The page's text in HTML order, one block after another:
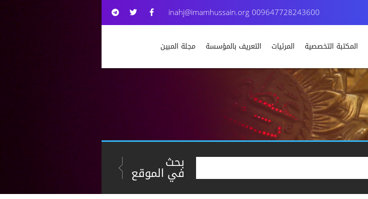
009647728243600
inahj@imamhussain.org
المكتبة التخصصية المرئيات التعريف بالمؤسسة مجلة المبين
بحث
في الموقع